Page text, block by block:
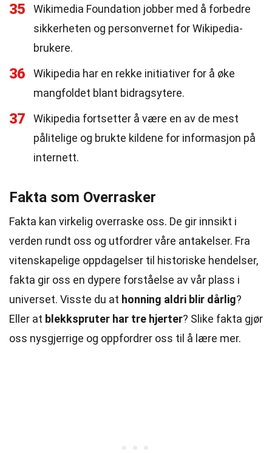
35
Wikimedia Foundation jobber med å forbedre
sikkerheten og personvernet for Wikipedia-
brukere.
36
Wikipedia har en rekke initiativer for å øke
mangfoldet blant bidragsytere.
37
Wikipedia fortsetter å være en av de mest
pålitelige og brukte kildene for informasjon på
internett.
Fakta som Overrasker
Fakta kan virkelig overraske oss. De gir innsikt i
verden rundt oss og utfordrer våre antakelser. Fra
vitenskapelige oppdagelser til historiske hendelser,
fakta gir oss en dypere forståelse av vår plass i
universet. Visste du at honning aldri blir dårlig?
Eller at blekkspruter har tre hjerter? Slike fakta gjør
oss nysgjerrige og oppfordrer oss til å lære mer.